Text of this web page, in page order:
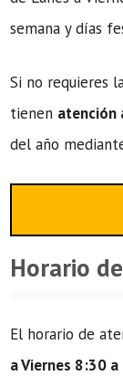
semana y días
Si no requieres
tienen atención
del año
Horario
El horario de
a Viernes 8:30